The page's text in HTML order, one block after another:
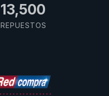
13,500
REPUESTOS